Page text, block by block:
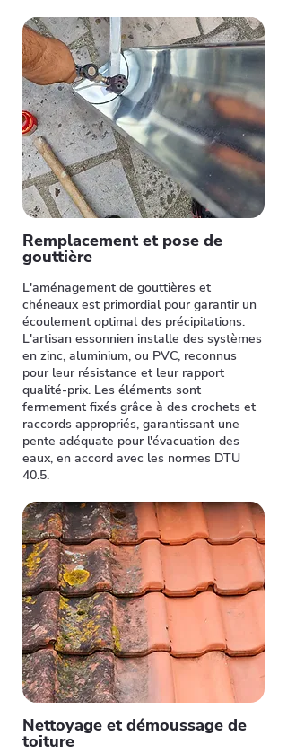
Remplacement et pose de
gouttière
L'aménagement de gouttières et
chéneaux est primordial pour garantir un
écoulement optimal des précipitations.
L'artisan essonnien installe des systèmes
en zinc, aluminium, ou PVC, reconnus
pour leur résistance et leur rapport
qualité-prix. Les éléments sont
fermement fixés grâce à des crochets et
raccords appropriés, garantissant une
pente adéquate pour l'évacuation des
eaux, en accord avec les normes DTU
40.5.
Nettoyage et démoussage de
toiture